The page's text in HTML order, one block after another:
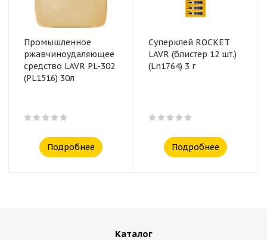
Промышленное
ржавчиноудаляющее
средство LAVR PL-302
(PL1516) 30л
Подробнее
Суперклей ROCKET
LAVR (блистер 12 шт.)
(Ln1764) 3 г
Подробнее
Каталог